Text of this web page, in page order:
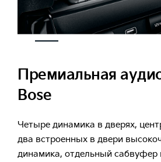
Премиальная
Bose
Четыре динамика в дверях,
два встроенных в двери
динамика, отдельный сабвуфер